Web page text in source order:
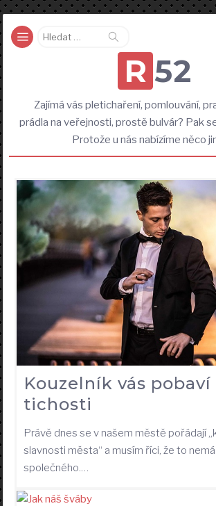
Vyhledávání
R52
Zajímá vás pletichaření, pomlouvání,
prádla na veřejnosti, prostě bulvár? Pak
Protože u nás nabízíme něco
Kouzelník vás pobaví
tichosti
Právě dnes se v našem městě pořádají
slavnosti města“ a musím říci, že to
společného.…